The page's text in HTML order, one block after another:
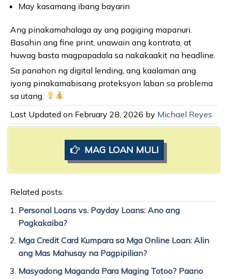
May kasamang ibang bayarin
Ang pinakamahalaga ay ang pagiging mapanuri.
Basahin ang fine print, unawain ang kontrata, at
huwag basta magpapadala sa nakakaakit na headline.
Sa panahon ng digital lending, ang kaalaman ang
iyong pinakamabisang proteksyon laban sa problema
sa utang.
Last Updated on February 28, 2026 by Michael Reyes
MAG LOAN MULI
Related posts:
Personal Loans vs. Payday Loans: Ano ang
Pagkakaiba?
Mga Credit Card Kumpara sa Mga Online Loan: Alin
ang Mas Mahusay na Pagpipilian?
Masyadong Maganda Para Maging Totoo? Paano